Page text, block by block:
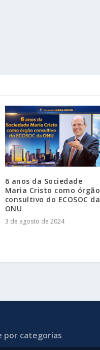
6 anos da Sociedade
Maria Cristo como órgão
consultivo do ECOSOC da
ONU
3 de agosto de 2024
por categorias